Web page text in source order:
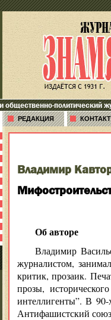
общественно-политический
РЕДАКЦИЯ
Владимир
Об авторе
Владимир
журналистом,
критик, прозаик.
прозы,
интеллигенты”. В 90-
Антифашистский